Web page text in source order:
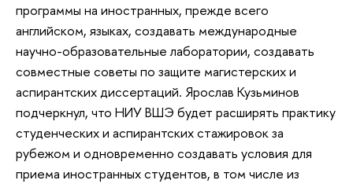
программы на иностранных, прежде всего
английском, языках, создавать международные
научно-образовательные лаборатории, создавать
совместные советы по защите магистерских и
аспирантских диссертаций. Ярослав Кузьминов
подчеркнул, что НИУ ВШЭ будет расширять практику
студенческих и аспирантских стажировок за
рубежом и одновременно создавать условия для
приема иностранных студентов, в том числе из